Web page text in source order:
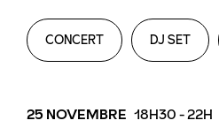
CONCERT DJ SET
25 NOVEMBRE 18H30 - 22H